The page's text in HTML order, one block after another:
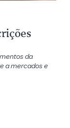
da
a mercados e